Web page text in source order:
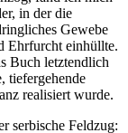
in der die
Gewebe
Ehrfurcht einhüllte.
Buch letztendlich
tiefergehende
realisiert wurde.
serbische Feldzug: